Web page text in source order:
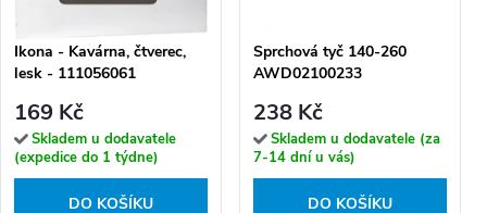
Ikona - Kavárna, čtverec,
lesk - 111056061
169 Kč
Skladem u dodavatele
(expedice do 1 týdne)
DO KOŠÍKU
Sprchová tyč 140-260
AWD02100233
238 Kč
Skladem u dodavatele (za
7-14 dní u vás)
DO KOŠÍKU